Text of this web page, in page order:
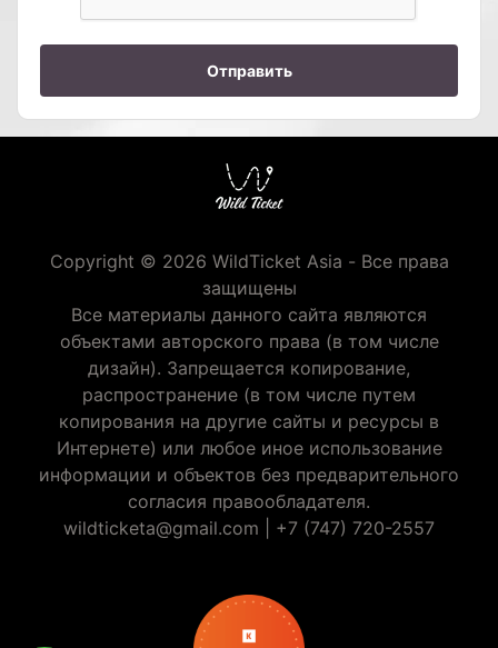
Отправить
Copyright © 2026 WildTicket Asia - Все права
защищены
Все материалы данного сайта являются
объектами авторского права (в том числе
дизайн). Запрещается копирование,
распространение (в том числе путем
копирования на другие сайты и ресурсы в
Интернете) или любое иное использование
информации и объектов без предварительного
согласия правообладателя.
wildticketa@gmail.com
+7 (747) 720-2557